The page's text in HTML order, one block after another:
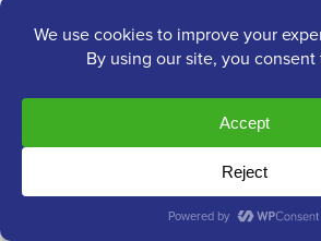
Search Console.
https, cât și cele http sunt adăugate în
Console.
Acest lucru îi spune Google că doriți